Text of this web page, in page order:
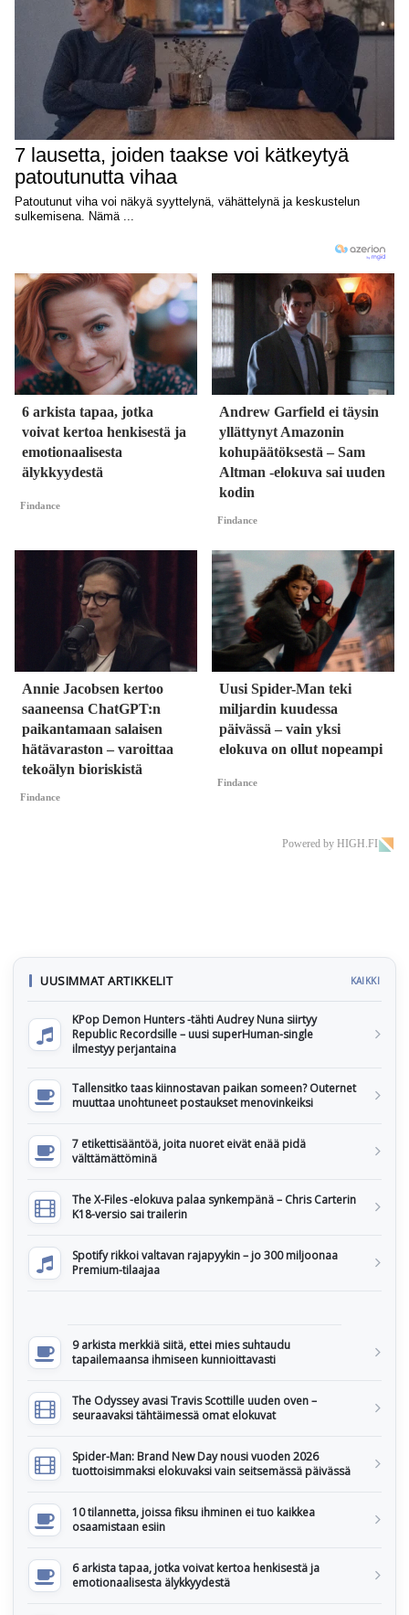
6 arkista tapaa, jotka
voivat kertoa henkisestä ja
emotionaalisesta
älykkyydestä
Findance
Andrew Garfield ei täysin
yllättynyt Amazonin
kohupäätöksestä – Sam
Altman -elokuva sai uuden
kodin
Findance
Annie Jacobsen kertoo
saaneensa ChatGPT:n
paikantamaan salaisen
hätävaraston – varoittaa
tekoälyn bioriskistä
Findance
Uusi Spider-Man teki
miljardin kuudessa
päivässä – vain yksi
elokuva on ollut nopeampi
Findance
Powered by HIGH.FI
UUSIMMAT ARTIKKELIT KAIKKI
KPop Demon Hunters -tähti Audrey Nuna siirtyy
Republic Recordsille – uusi superHuman-single
ilmestyy perjantaina
Tallensitko taas kiinnostavan paikan someen? Outernet
muuttaa unohtuneet postaukset menovinkeiksi
7 etikettisääntöä, joita nuoret eivät enää pidä
välttämättöminä
The X-Files -elokuva palaa synkempänä – Chris Carterin
K18-versio sai trailerin
Spotify rikkoi valtavan rajapyykin – jo 300 miljoonaa
Premium-tilaajaa
9 arkista merkkiä siitä, ettei mies suhtaudu
tapailemaansa ihmiseen kunnioittavasti
The Odyssey avasi Travis Scottille uuden oven –
seuraavaksi tähtäimessä omat elokuvat
Spider-Man: Brand New Day nousi vuoden 2026
tuottoisimmaksi elokuvaksi vain seitsemässä päivässä
10 tilannetta, joissa fiksu ihminen ei tuo kaikkea
osaamistaan esiin
6 arkista tapaa, jotka voivat kertoa henkisestä ja
emotionaalisesta älykkyydestä